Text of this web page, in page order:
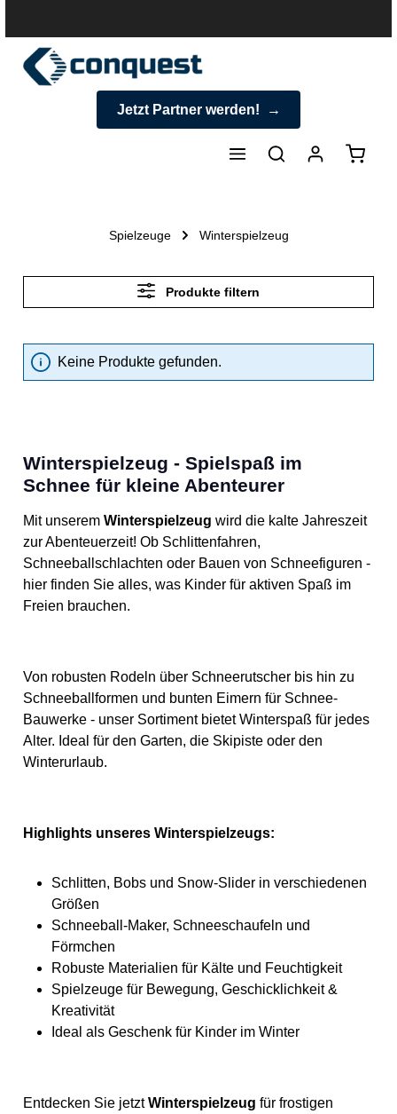
Jetzt Partner werden!
Spielzeuge Winterspielzeug
Produkte filtern
Keine Produkte gefunden.
Winterspielzeug - Spielspaß im
Schnee für kleine Abenteurer
Mit unserem Winterspielzeug wird die kalte Jahreszeit
zur Abenteuerzeit! Ob Schlittenfahren,
Schneeballschlachten oder Bauen von Schneefiguren -
hier finden Sie alles, was Kinder für aktiven Spaß im
Freien brauchen.
Von robusten Rodeln über Schneerutscher bis hin zu
Schneeballformen und bunten Eimern für Schnee-
Bauwerke - unser Sortiment bietet Winterspaß für jedes
Alter. Ideal für den Garten, die Skipiste oder den
Winterurlaub.
Highlights unseres Winterspielzeugs:
Schlitten, Bobs und Snow-Slider in verschiedenen
Größen
Schneeball-Maker, Schneeschaufeln und
Förmchen
Robuste Materialien für Kälte und Feuchtigkeit
Spielzeuge für Bewegung, Geschicklichkeit &
Kreativität
Ideal als Geschenk für Kinder im Winter
Entdecken Sie jetztWinterspielzeug für frostigen